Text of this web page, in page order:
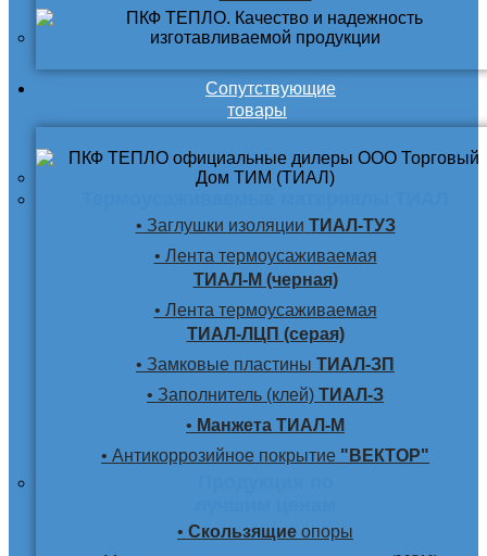
Сопутствующие
товары
• Заглушки изоляции ТИАЛ-ТУЗ
• Лента термоусаживаемая
ТИАЛ-М (черная)
• Лента термоусаживаемая
ТИАЛ-ЛЦП (серая)
• Замковые пластины ТИАЛ-ЗП
• Заполнитель (клей) ТИАЛ-З
• Манжета ТИАЛ-М
• Антикоррозийное покрытие "ВЕКТОР"
• Скользящие опоры